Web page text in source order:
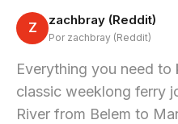
Z zachbray (Reddit)
Por zachbray (Reddit)
Everything you need
classic weeklong ferry
River from Belem to